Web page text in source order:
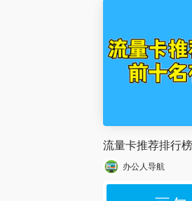
流量卡推荐排行
办公人导航